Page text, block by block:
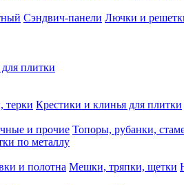
Сэндвич-панели Лючки и
плитки
терки Крестики и клинья для плитки
и прочие Топоры, рубанки,
по металлу
и полотна Мешки, тряпки, щетки